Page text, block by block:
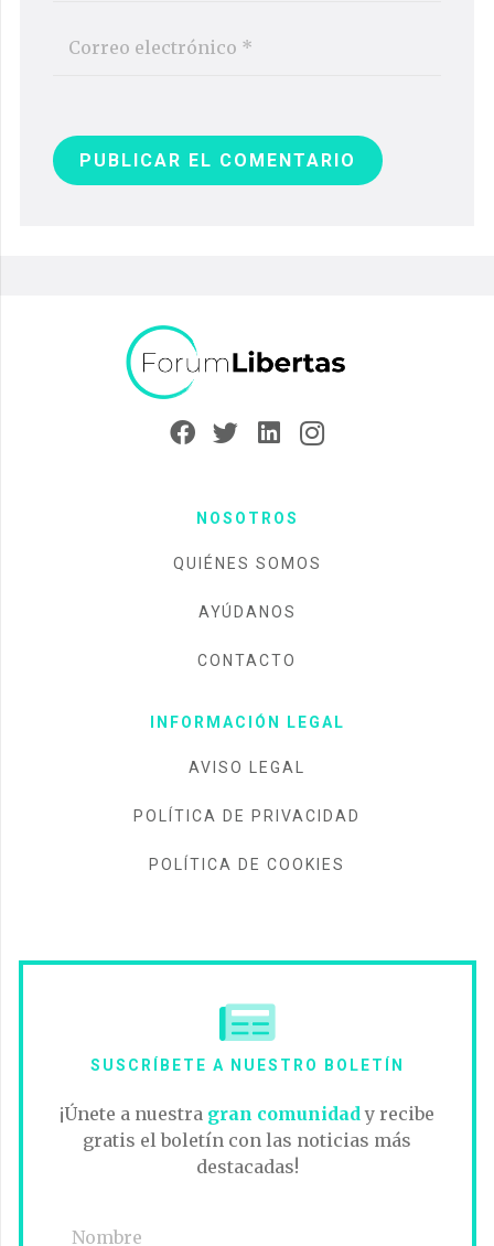
PUBLICAR EL COMENTARIO
NOSOTROS
QUIÉNES SOMOS
AYÚDANOS
CONTACTO
INFORMACIÓN LEGAL
AVISO LEGAL
POLÍTICA DE PRIVACIDAD
POLÍTICA DE COOKIES
SUSCRÍBETE A NUESTRO BOLETÍN
¡Únete a nuestra gran comunidady recibe
gratis el boletín con las noticias más
destacadas!